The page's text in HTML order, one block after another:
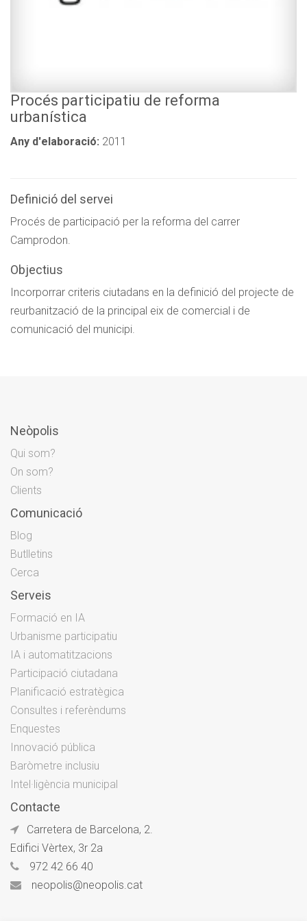
Procés participatiu de reforma
urbanística
Any d'elaboració: 2011
Definició del servei
Procés de participació per la reforma del carrer
Camprodon.
Objectius
Incorporrar criteris ciutadans en la definició del projecte de
reurbanització de la principal eix de comercial i de
comunicació del municipi.
Neòpolis
Qui som?
On som?
Clients
Comunicació
Blog
Butlletins
Cerca
Serveis
Formació en IA
Urbanisme participatiu
IA i automatitzacions
Participació ciutadana
Planificació estratègica
Consultes i referèndums
Enquestes
Innovació pública
Baròmetre inclusiu
Intel·ligència municipal
Contacte
Carretera de Barcelona, 2.
Edifici Vèrtex, 3r 2a
972 42 66 40
neopolis@neopolis.cat